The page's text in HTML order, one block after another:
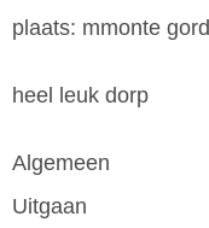
plaats: mmonte
heel leuk dorp
Algemeen
Uitgaan